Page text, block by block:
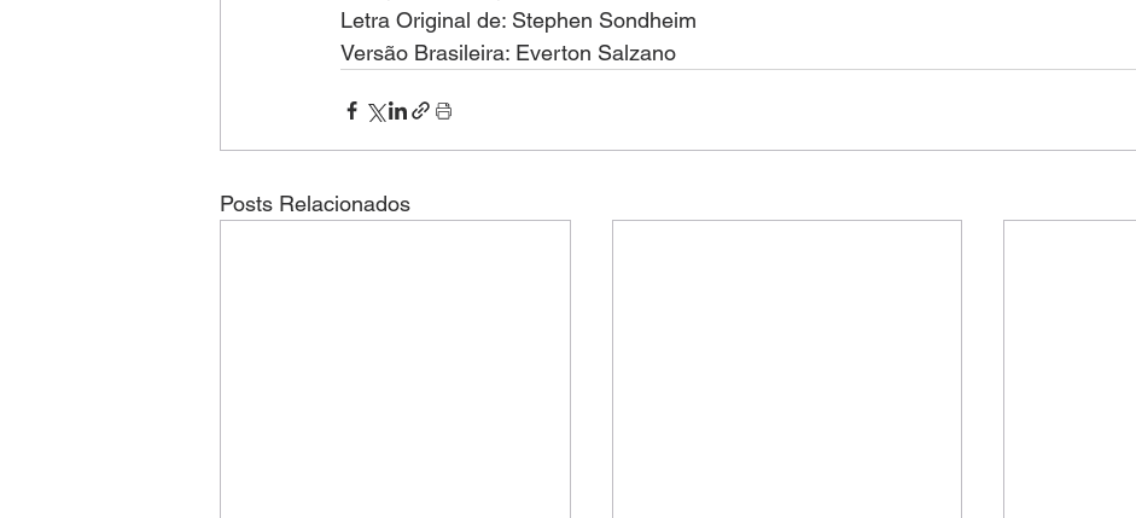
Letra Original de: Stephen Sondheim
Versão Brasileira: Everton Salzano
Posts Relacionados